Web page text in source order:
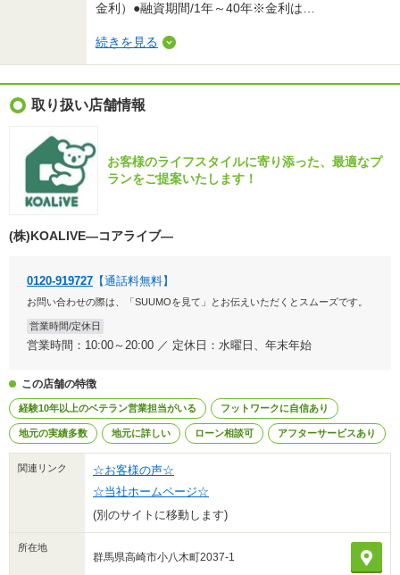
金利）●融資期間/1年～40年※金利は…
続きを見る
取り扱い店舗情報
お客様のライフスタイルに寄り添った、最適なプ
ランをご提案いたします！
(株)KOALIVE―コアライブ―
0120-919727 【通話料無料】
お問い合わせの際は、「SUUMOを見て」とお伝えいただくとスムーズです。
営業時間/定休日
営業時間：10:00～20:00 ／ 定休日：水曜日、年末年始
この店舗の特徴
経験10年以上のベテラン営業担当がいる フットワークに自信あり
地元の実績多数 地元に詳しい ローン相談可 アフターサービスあり
関連リンク
☆お客様の声☆
☆当社ホームページ☆
(別のサイトに移動します)
所在地
群馬県高崎市小八木町2037-1